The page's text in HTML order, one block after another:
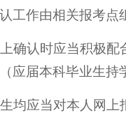
工作由相关报考点
确认时应当积极配
应届本科毕业生持
均应当对本人网上